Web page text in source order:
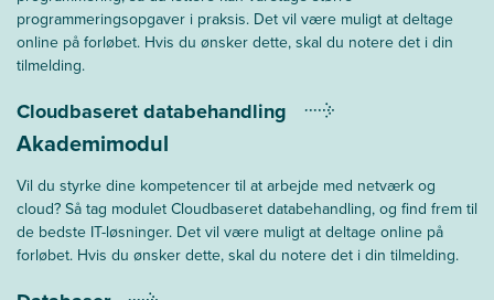
programmeringsopgaver i praksis. Det vil være muligt at deltage
online på forløbet. Hvis du ønsker dette, skal du notere det i din
tilmelding.
Cloudbaseret databehandling
Akademimodul
Vil du styrke dine kompetencer til at arbejde med netværk og
cloud? Så tag modulet Cloudbaseret databehandling, og find frem til
de bedste IT-løsninger. Det vil være muligt at deltage online på
forløbet. Hvis du ønsker dette, skal du notere det i din tilmelding.